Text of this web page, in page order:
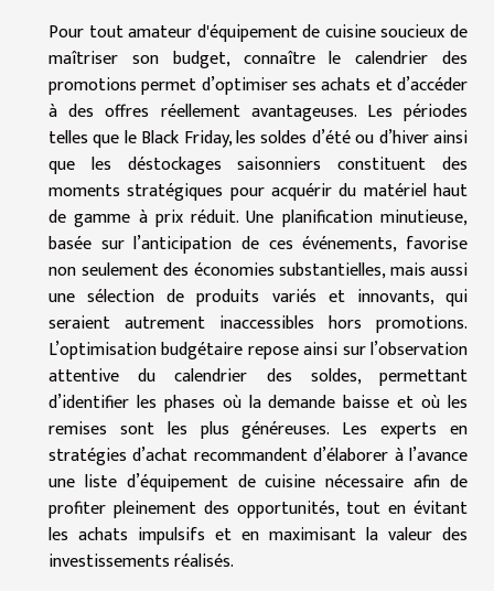
Pour tout amateur d'équipement de cuisine soucieux de
maîtriser son budget, connaître le calendrier des
promotions permet d’optimiser ses achats et d’accéder
à des offres réellement avantageuses. Les périodes
telles que le Black Friday, les soldes d’été ou d’hiver ainsi
que les déstockages saisonniers constituent des
moments stratégiques pour acquérir du matériel haut
de gamme à prix réduit. Une planification minutieuse,
basée sur l’anticipation de ces événements, favorise
non seulement des économies substantielles, mais aussi
une sélection de produits variés et innovants, qui
seraient autrement inaccessibles hors promotions.
L’optimisation budgétaire repose ainsi sur l’observation
attentive du calendrier des soldes, permettant
d’identifier les phases où la demande baisse et où les
remises sont les plus généreuses. Les experts en
stratégies d’achat recommandent d’élaborer à l’avance
une liste d’équipement de cuisine nécessaire afin de
profiter pleinement des opportunités, tout en évitant
les achats impulsifs et en maximisant la valeur des
investissements réalisés.